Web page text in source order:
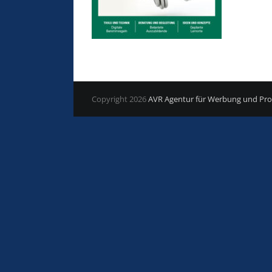
Copyright2026AVR Agentur für Werbung und